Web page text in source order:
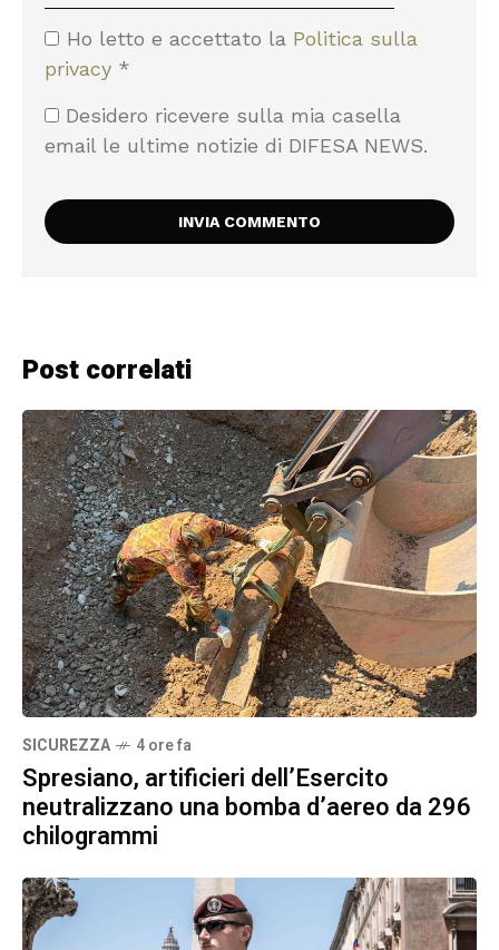
Ho letto e accettato la Politica sulla
privacy *
Desidero ricevere sulla mia casella
email le ultime notizie di DIFESA NEWS.
Post correlati
SICUREZZA 4 ore fa
Spresiano, artificieri dell’Esercito
neutralizzano una bomba d’aereo da 296
chilogrammi